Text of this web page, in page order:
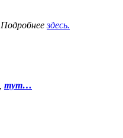
Подробнеездесь.
тут…